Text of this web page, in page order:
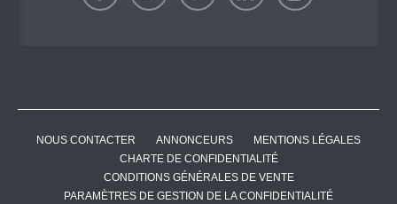
NOUS CONTACTER ANNONCEURS
MENTIONS LÉGALES
CHARTE DE CONFIDENTIALITÉ
CONDITIONS GÉNÉRALES DE VENTE
PARAMÈTRES DE GESTION DE LA CONFIDENTIALITÉ